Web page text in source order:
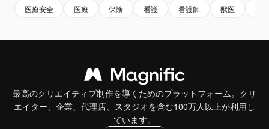
医療安全 医療 保険 看護 看護師 獣医
最高のクリエイティブ制作を導くためのプラットフォーム。クリ
エイター、企業、代理店、スタジオを含む100万人以上が利用し
ています。